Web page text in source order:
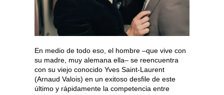
En medio de todo eso, el hombre –que vive con
su madre, muy alemana ella– se reencuentra
con su viejo conocido Yves Saint-Laurent
(Arnaud Valois) en un exitoso desfile de este
último y rápidamente la competencia entre